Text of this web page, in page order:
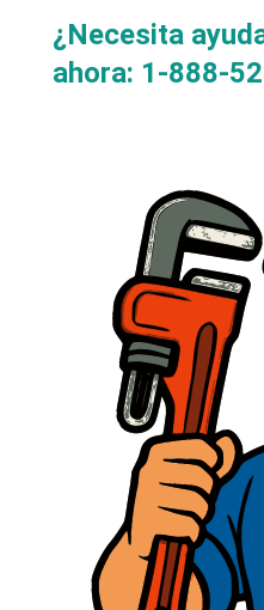
¿Necesita
ahora: 1-888-